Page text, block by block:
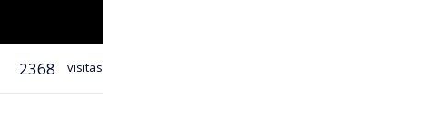
2368 visitas